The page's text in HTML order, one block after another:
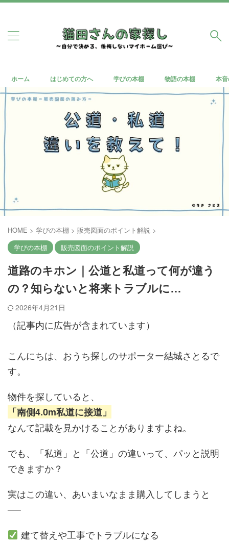
ホーム はじめての方へ 学びの本棚 物語の本棚 本
HOME > 学びの本棚 > 販売図面のポイント解説 >
学びの本棚
販売図面のポイント解説
道路のキホン｜公道と私道って何が違う
の？知らないと将来トラブルに…
2026年4月21日
（記事内に広告が含まれています）
こんにちは、おうち探しのサポーター結城さとるで
す。
物件を探していると、
「南側4.0m私道に接道」
なんて記載を見かけることがありますよね。
でも、「私道」と「公道」の違いって、パッと説明
できますか？
実はこの違い、あいまいなまま購入してしまうと
──
建て替えや工事でトラブルになる